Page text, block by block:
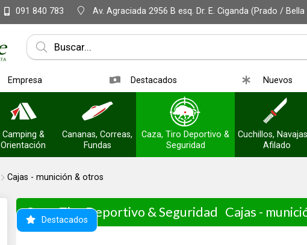
091 840 783 Av. Agraciada 2956 B esq. Dr. E. Ciganda (Prado /
Empresa Destacados Nuevos
Camping &
Orientación
Cananas, Correas,
Fundas
Caza, Tiro Deportivo &
Seguridad
Cuchillos,
Afilado
Cajas - munición & otros
Caza, Tiro Deportivo & Seguridad Cajas -
Destacados